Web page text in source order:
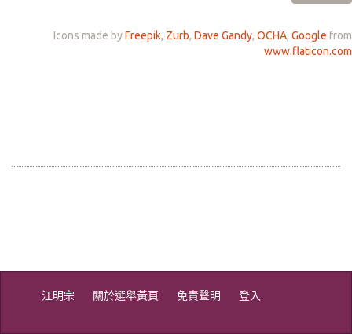
Icons made byFreepik, Zurb, Dave Gandy, OCHA, Google from
www.flaticon.com
江明宗 關於選舉黃頁 免責聲明 登入